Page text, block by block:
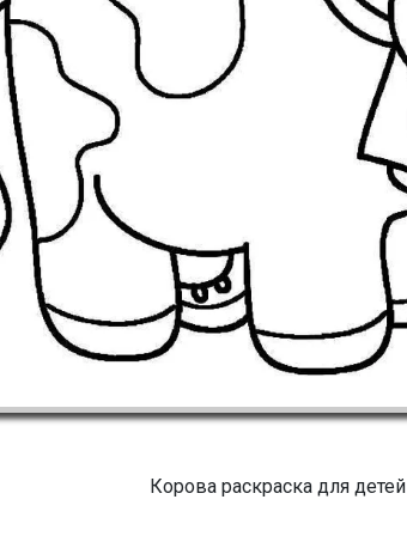
Корова раскраска для детей